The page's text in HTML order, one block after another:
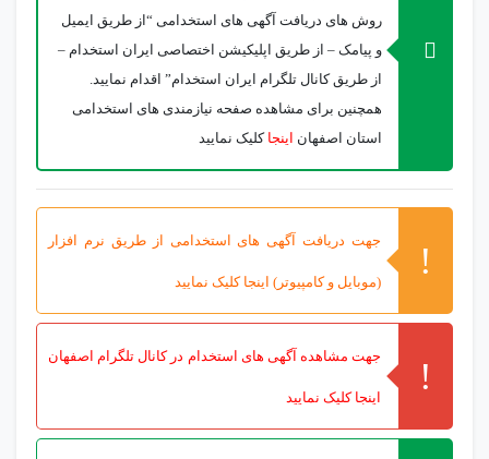
روش های دریافت آگهی های استخدامی “از طریق ایمیل
و پیامک – از طریق اپلیکیشن اختصاصی ایران استخدام –
از طریق کانال تلگرام ایران استخدام” اقدام نمایید.
همچنین برای مشاهده صفحه نیازمندی های استخدامی
استان اصفهان اینجاکلیک نمایید
جهت دریافت آگهی های استخدامی از طریق نرم افزار
(موبایل و کامپیوتر) اینجا کلیک نمایید
جهت مشاهده آگهی های استخدام در کانال تلگرام اصفهان
اینجا کلیک نمایید